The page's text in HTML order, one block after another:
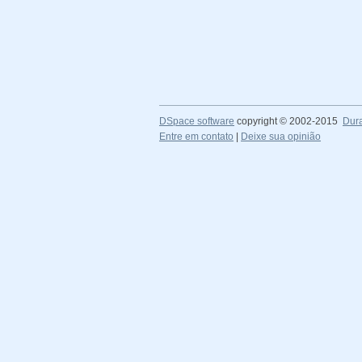
DSpace software copyright © 2002-2015
Entre em contato
Deixe sua opinião